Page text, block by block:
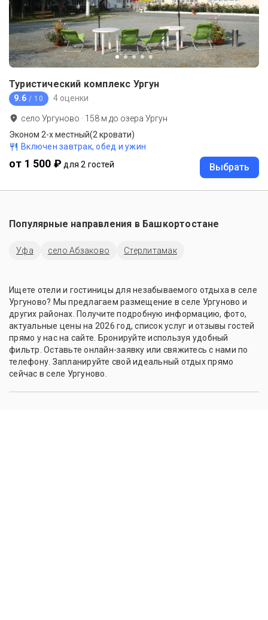
Туристический комплекс Ургун
9.6 / 10 4 оценки
село Ургуново · 158 м до озера Ургун
Эконом 2-х местный(2 кровати)
Включен завтрак, обед и ужин
от 1 500 ₽ для 2 гостей Выбрать
Популярные направления в Башкортостане
Уфа село Абзаково Стерлитамак
Ищете отели и гостиницы для незабываемого отдыха в селе
Ургуново? Мы предлагаем размещение в селе Ургуново и
других районах. Получите подробную информацию, фото,
актуальные цены на 2026 год, список услуг и отзывы гостей
прямо у нас на сайте. Бронируйте используя удобный
фильтр. Оставьте онлайн-заявку или свяжитесь с нами по
телефону. Запланируйте свой идеальный отдых прямо
сейчас в селе Ургуново.